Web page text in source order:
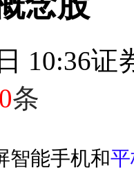
10:36证
0条
智能手机和